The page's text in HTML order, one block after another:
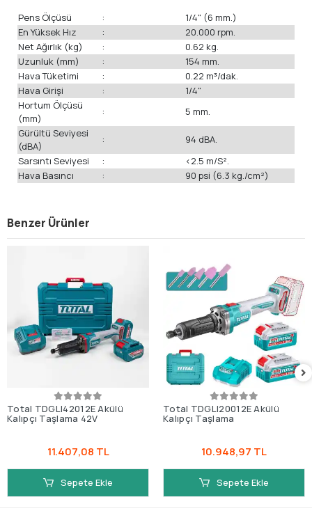
Pens Ölçüsü :
1/4" (6 mm.)
En Yüksek Hız
:
20.000 rpm.
Net Ağırlık (kg)
:
0.62 kg.
Uzunluk (mm)
:
154 mm.
Hava Tüketimi
:
0.22 m³/dak.
Hava Girişi
:
1/4"
Hortum Ölçüsü
(mm)
:
5 mm.
Gürültü Seviyesi
(dBA)
:
94 dBA.
Sarsıntı Seviyesi
:
<2.5 m/S².
Hava Basıncı
: 90 psi (6.3 kg./cm²)
Benzer Ürünler
Total TDGLI42012E Akülü
Kalıpçı Taşlama 42V
11.407,08 TL
Sepete Ekle
Total TDGLI20012E Akülü
Kalıpçı Taşlama
10.948,97 TL
Sepete Ekle